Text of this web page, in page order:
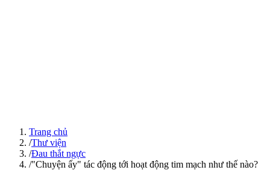
Trang chủ
/Thư viện
/Đau thắt ngực
/"Chuyện ấy" tác động tới hoạt động tim mạch như thế nào?